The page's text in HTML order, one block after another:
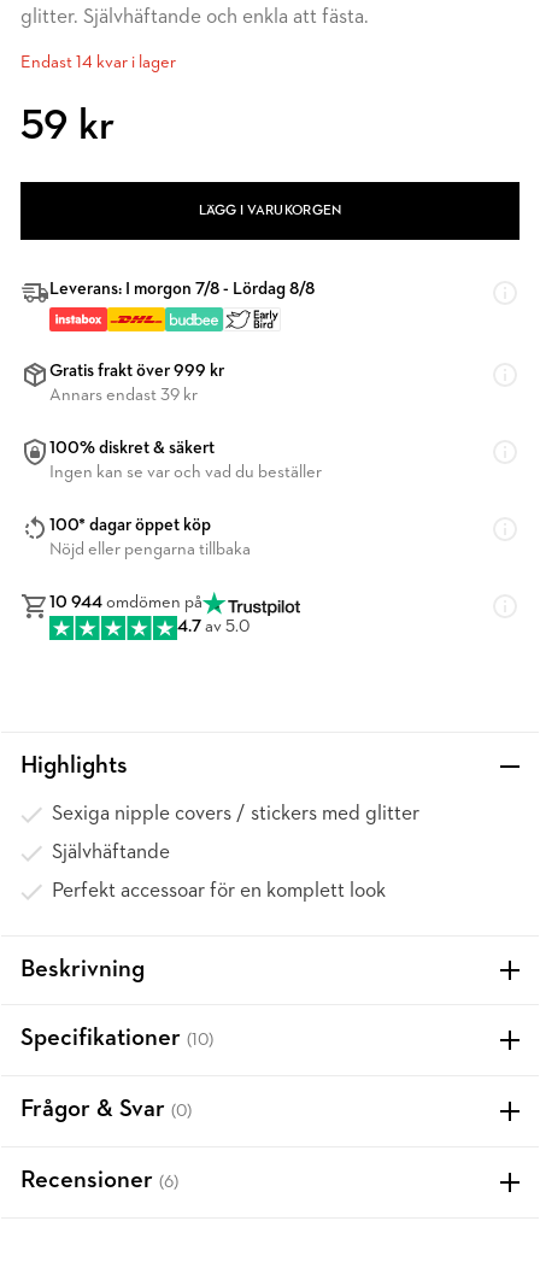
glitter. Självhäftande och enkla att fästa.
Endast 14 kvar i lager
59 kr
LÄGG I VARUKORGEN
Leverans: I morgon 7/8 - Lördag 8/8
Gratis frakt över 999 kr
Annars endast 39 kr
100% diskret & säkert
Ingen kan se var och vad du beställer
100* dagar öppet köp
Nöjd eller pengarna tillbaka
10 944 omdömen på
4.7 av 5.0
Highlights
Sexiga nipple covers / stickers med glitter
Självhäftande
Perfekt accessoar för en komplett look
Beskrivning
Specifikationer (10)
Frågor & Svar (0)
Recensioner (6)